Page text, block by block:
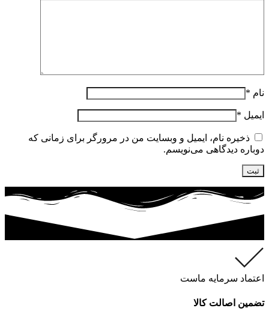
نام *
ایمیل *
ذخیره نام، ایمیل و وبسایت من در مرورگر برای زمانی که
دوباره دیدگاهی می‌نویسم.
اعتماد سرمایه ماست
تضمین اصالت کالا